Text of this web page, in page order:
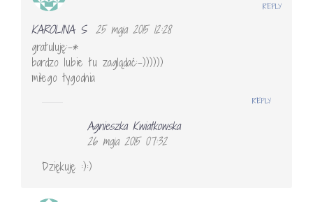
KAROLINA S 25 maja 2015 12:28
gratuluję:-*
bardzo lubie tu zaglądać:-))))))
miłego tygodnia
REPLY
Agnieszka Kwiatkowska
26 maja 2015 07:32
Dziękuję :):)
REPLY